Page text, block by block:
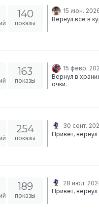
140
показы
15 июн.
Вернул все в
163
показы
15 февр.
Вернул в
очки.
254
показы
30 сент.
Привет,
189
показы
28 июл.
Привет,